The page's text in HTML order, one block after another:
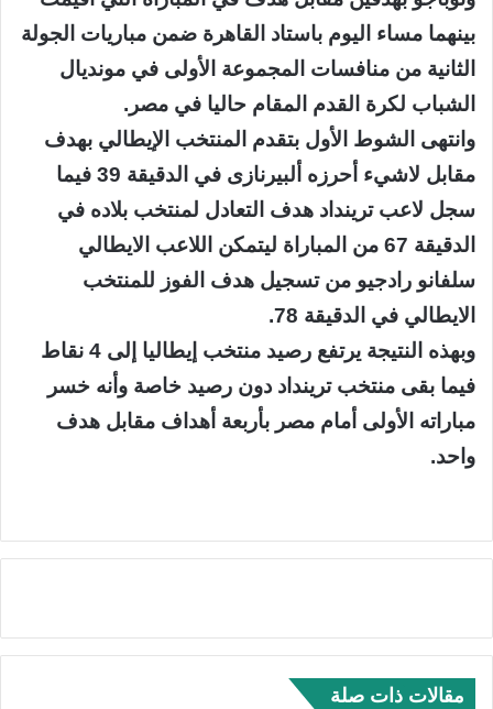
بينهما مساء اليوم باستاد القاهرة ضمن مباريات الجولة
الثانية من منافسات المجموعة الأولى في مونديال
الشباب لكرة القدم المقام حاليا في مصر.
وانتهى الشوط الأول بتقدم المنتخب الإيطالي بهدف
مقابل لاشيء أحرزه ألبيرنازى في الدقيقة 39 فيما
سجل لاعب ترينداد هدف التعادل لمنتخب بلاده في
الدقيقة 67 من المباراة ليتمكن اللاعب الايطالي
سلفانو رادجيو من تسجيل هدف الفوز للمنتخب
الايطالي في الدقيقة 78.
وبهذه النتيجة يرتفع رصيد منتخب إيطاليا إلى 4 نقاط
فيما بقى منتخب ترينداد دون رصيد خاصة وأنه خسر
مباراته الأولى أمام مصر بأربعة أهداف مقابل هدف
واحد.
مقالات ذات صلة